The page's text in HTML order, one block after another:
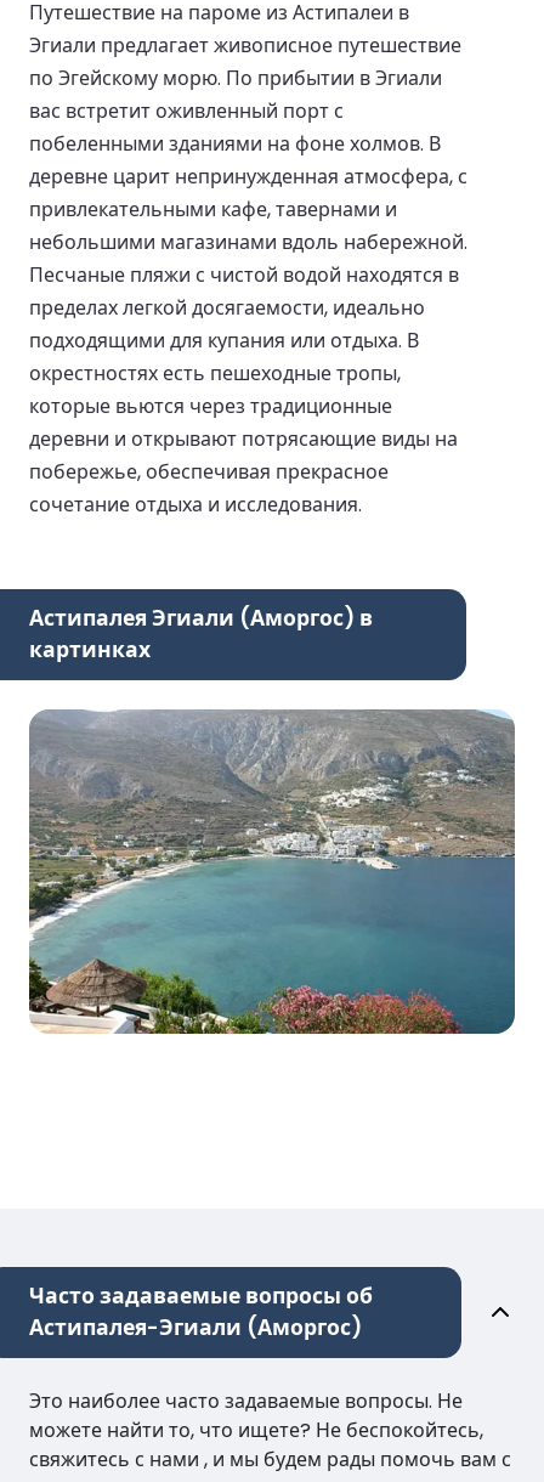
Путешествие на пароме из Астипалеи в
Эгиали предлагает живописное путешествие
по Эгейскому морю. По прибытии в Эгиали
вас встретит оживленный порт с
побеленными зданиями на фоне холмов. В
деревне царит непринужденная атмосфера, с
привлекательными кафе, тавернами и
небольшими магазинами вдоль набережной.
Песчаные пляжи с чистой водой находятся в
пределах легкой досягаемости, идеально
подходящими для купания или отдыха. В
окрестностях есть пешеходные тропы,
которые вьются через традиционные
деревни и открывают потрясающие виды на
побережье, обеспечивая прекрасное
сочетание отдыха и исследования.
Астипалея Эгиали (Аморгос) в
картинках
Часто задаваемые вопросы об
Астипалея-Эгиали (Аморгос)
Это наиболее часто задаваемые вопросы. Не
можете найти то, что ищете? Не беспокойтесь,
свяжитесь с нами , и мы будем рады помочь вам с